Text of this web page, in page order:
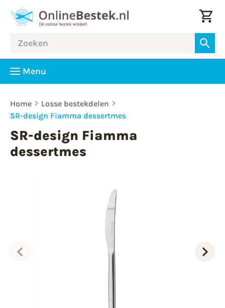
Menu
Home
Losse bestekdelen
SR-design Fiamma dessertmes
SR-design Fiamma
dessertmes